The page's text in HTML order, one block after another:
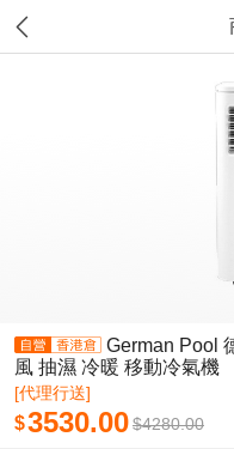
German Pool
風 抽濕 冷暖 移動冷氣機
[代理行送]
$3530.00$4280.00